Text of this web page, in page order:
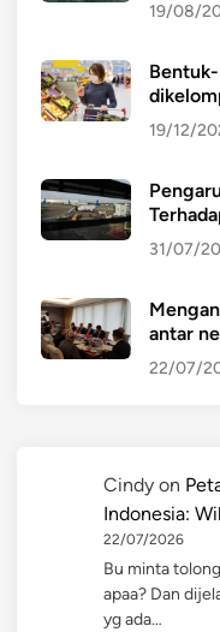
19/08/
19/12/
31/07/
antar
22/07/
Cindy on
Indonesia:
22/07/2026
Bu minta
apaa? Dan
yg ada…